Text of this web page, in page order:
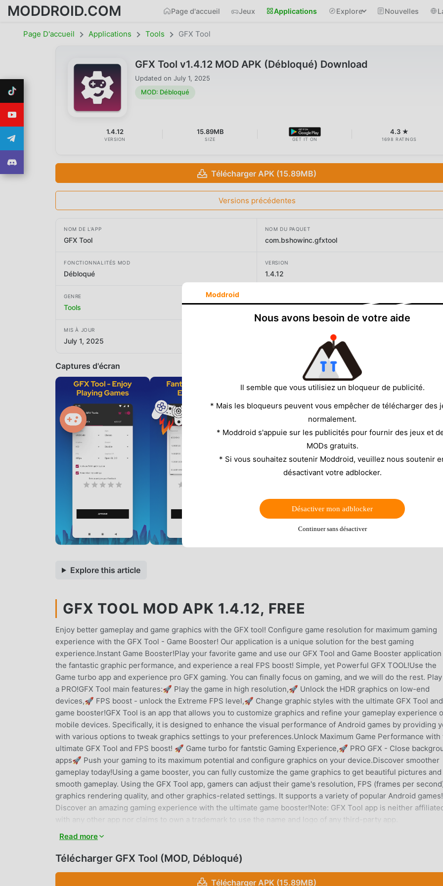
MODDROID.COM Page d'accueil Jeux Applications Explore Nouvelles
Page D'accueil Applications Tools GFX Tool
GFX Tool v1.4.12 MOD APK (Débloqué) Download
Updated on July 1, 2025
MOD: Débloqué
1.4.12
VERSION
15.89MB
SIZE GET IT ON
4.3 ★
1698 RATINGS
Télécharger APK (15.89MB)
Versions précédentes
NOM DE L'APP
GFX Tool
NOM DU PAQUET
com.bshowinc.gfxtool
FONCTIONNALITÉS MOD
Débloqué
VERSION
1.4.12
GENRE
Tools ZipoApps
MIS À JOUR
July 1, 2025
Captures d'écran
Explore this article
GFX TOOL MOD APK 1.4.12, FREE
Enjoy better gameplay and game graphics with the GFX tool! Configure game resolution for maximum gaming
experience with the GFX Tool - Game Booster! Our application is a unique solution for the best gaming
experience.Instant Game Booster!Play your favorite game and use our GFX Tool and Game Booster
the fantastic graphic performance, and experience a real FPS boost! Simple, yet Powerful GFX TOOL!Use the
Game turbo app and ​experience pro GFX gaming. You can finally focus on gaming, and we will do the rest.
a PRO!GFX Tool main features:🚀 Play the game in high resolution,🚀 Unlock the HDR graphics on low-end
devices,🚀 FPS boost - unlock the Extreme FPS level,🚀 Change graphic styles with the ultimate GFX Tool and
game booster!GFX Tool is an app that allows you to customize graphics and refine your gameplay experience
mobile devices. Specifically, it is designed to enhance the visual performance of Android games by providing
with various options to tweak graphics settings to your preferences.Unlock Maximum Game Performance with
ultimate GFX Tool and FPS boost! 🚀 Game turbo for fantstic Gaming Experience,🚀 PRO GFX - Close
apps🚀 Push your gaming to its maximum potential and configure graphics on your device.Discover smoother
gameplay today!Using a game booster, you can fully customize the game graphics to get beautiful pictures and
smooth gameplay. Using the GFX Tool app, gamers can adjust their game's resolution, FPS (frames per
graphics rendering quality, and other graphics-related settings. It supports a variety of popular Android
Discover an amazing gaming experience with the ultimate game booster!Note: GFX Tool app is neither
with any other app nor claims to own a trademark to use the name and logo of any third-party app.
GFX TOOL INTRODUCTION
GFX Tool En tant qu'application tools très populaire récemment, elle a attiré un grand nombre d'utilisateurs qui
aiment tools partout dans le monde. Si vous souhaitez télécharger cette application, moddroid est votre
Read more
Télécharger GFX Tool (MOD, Débloqué)
Télécharger APK (15.89MB)
Moddroid
Nous avons besoin de votre aide
Il semble que vous utilisiez un bloqueur de publicité.
* Mais les bloqueurs peuvent vous empêcher de télécharger des
normalement.
* Moddroid s'appuie sur les publicités pour fournir des jeux et
MODs gratuits.
* Si vous souhaitez soutenir Moddroid, veuillez nous soutenir
désactivant votre adblocker.
Désactiver mon adblocker
Continuer sans désactiver